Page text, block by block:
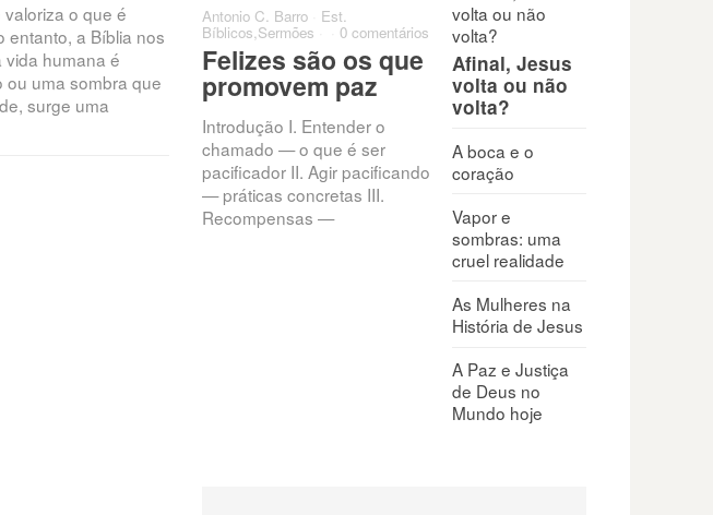
o que é
entanto, a Bíblia nos
vida humana é
ou uma sombra que
surge uma
Antonio C. Barro Est.
Bíblicos,Sermões 0 comentários
Felizes são os que
promovem paz
Introdução I. Entender o
chamado — o que é ser
pacificador II. Agir pacificando
— práticas concretas III.
Recompensas —
Afinal, Jesus
volta ou não
volta?
A boca e o
coração
Vapor e
sombras: uma
cruel realidade
As Mulheres na
História de Jesus
A Paz e Justiça
de Deus no
Mundo hoje